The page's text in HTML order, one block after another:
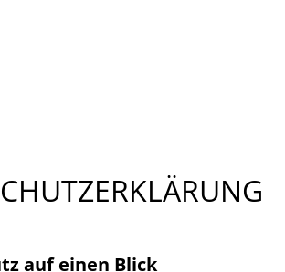
Förderverein Kalender
auf einen Blick